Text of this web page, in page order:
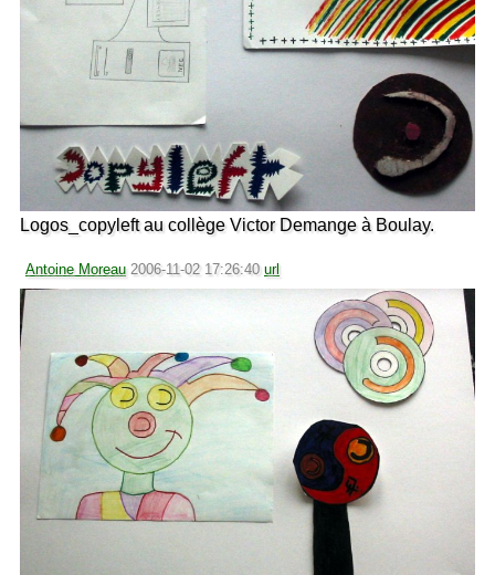
Logos_copyleft au collège Victor Demange à Boulay.
Antoine Moreau 2006-11-02 17:26:40 url